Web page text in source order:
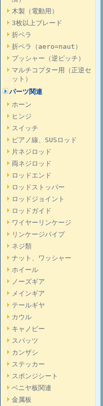
木製（電動用）
3枚以上ブレード
折ペラ
折ペラ（aero=naut）
プッシャー（逆ピッチ）
マルチコプター用（正逆セ
ット）
パーツ関連
ホーン
ヒンジ
スイッチ
ピアノ線、SUSロッド
片ネジロッド
両ネジロッド
ロッドエンド
ロッドストッパー
ロッドジョイント
ロッドガイド
ワイヤーリンケージ
リンケージパイプ
ネジ類
ナット、ワッシャー
ホイール
ノーズギア
メインギア
テールギヤ
カウル
キャノピー
スパッツ
カンザシ
ステッカー
スポンジシート
ベニヤ板関連
金属板